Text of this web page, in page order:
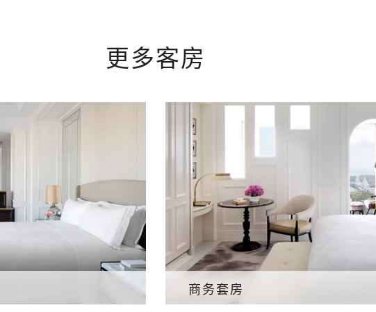
更多客房
商务套房